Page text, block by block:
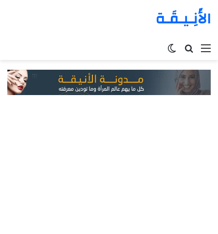
الأَنِـيـقَـة
القائمة بحث